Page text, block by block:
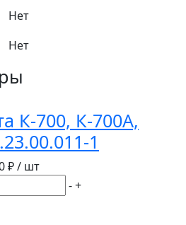
Нет
Нет
К-700, К-700А,
1
₽ / шт
-+